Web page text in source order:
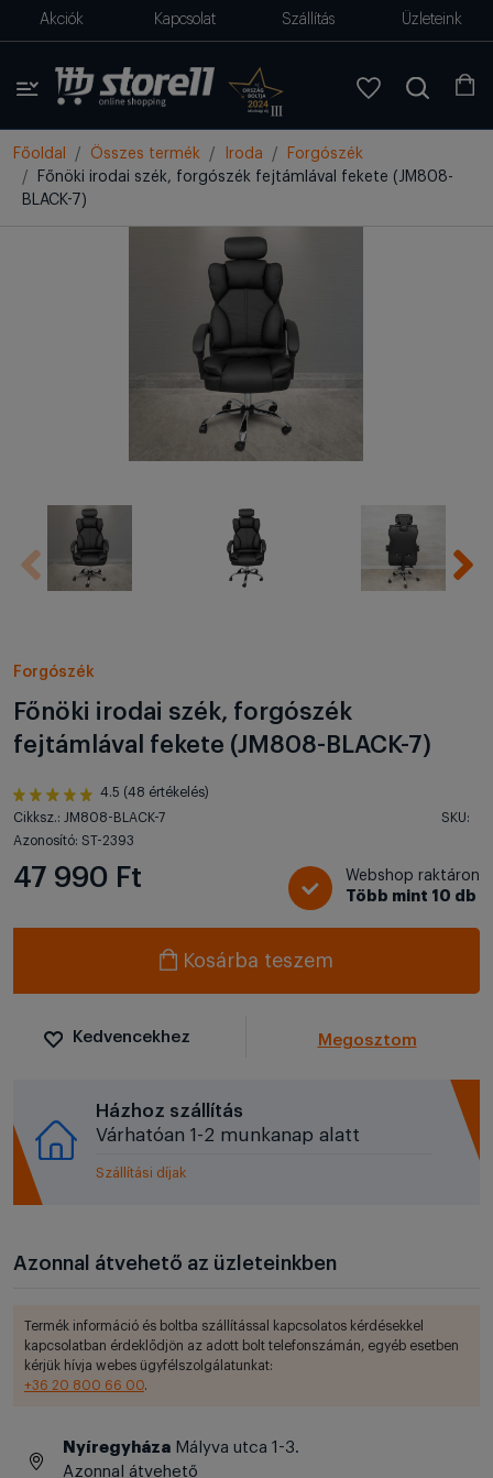
Akciók Kapcsolat Szállítás Üzleteink
Főoldal Összes termék Iroda
Forgószék
Főnöki irodai szék, forgószék fejtámlával fekete (JM808-
BLACK-7)
Forgószék
Főnöki irodai szék, forgószék
fejtámlával fekete (JM808-BLACK-7)
4.5 (48 értékelés)
Cikksz.: JM808-BLACK-7
SKU:
Azonosító: ST-2393
47 990 Ft
Webshop raktáron
Több mint 10 db
Kosárba teszem
Kedvencekhez Megosztom
Házhoz szállítás
Várhatóan 1-2 munkanap alatt
Szállítási díjak
Azonnal átvehető az üzleteinkben
Termék információ és boltba szállítással kapcsolatos kérdésekkel
kapcsolatban érdeklődjön az adott bolt telefonszámán, egyéb esetben
kérjük hívja webes ügyfélszolgálatunkat:
+36 20 800 66 00.
Nyíregyháza Mályva utca 1-3.
Azonnal átvehető